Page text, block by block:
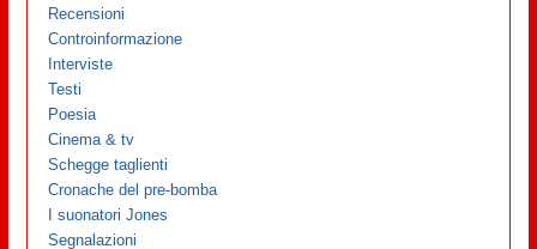
Recensioni
Controinformazione
Interviste
Testi
Poesia
Cinema & tv
Schegge taglienti
Cronache del pre-bomba
I suonatori Jones
Segnalazioni